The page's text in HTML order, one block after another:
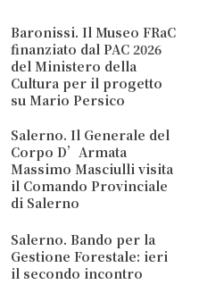
Baronissi. Il Museo FRaC
finanziato dal PAC 2026
del Ministero della
Cultura per il progetto
su Mario Persico
Salerno. Il Generale del
Corpo D’Armata
Massimo Masciulli visita
il Comando Provinciale
di Salerno
Salerno. Bando per la
Gestione Forestale: ieri
il secondo incontro